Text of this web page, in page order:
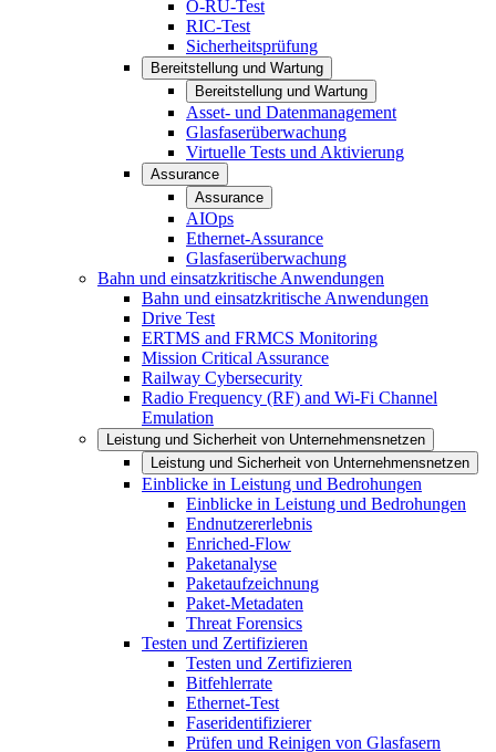
O-RU-Test
RIC-Test
Sicherheitsprüfung
Bereitstellung und Wartung
Bereitstellung und Wartung
Asset- und Datenmanagement
Glasfaserüberwachung
Virtuelle Tests und Aktivierung
Assurance
Assurance
AIOps
Ethernet-Assurance
Glasfaserüberwachung
Bahn und einsatzkritische Anwendungen
Bahn und einsatzkritische Anwendungen
Drive Test
ERTMS and FRMCS Monitoring
Mission Critical Assurance
Railway Cybersecurity
Radio Frequency (RF) and Wi-Fi Channel
Emulation
Leistung und Sicherheit von Unternehmensnetzen
Leistung und Sicherheit von Unternehmensnetzen
Einblicke in Leistung und Bedrohungen
Einblicke in Leistung und Bedrohungen
Endnutzererlebnis
Enriched-Flow
Paketanalyse
Paketaufzeichnung
Paket-Metadaten
Threat Forensics
Testen und Zertifizieren
Testen und Zertifizieren
Bitfehlerrate
Ethernet-Test
Faseridentifizierer
Prüfen und Reinigen von Glasfasern